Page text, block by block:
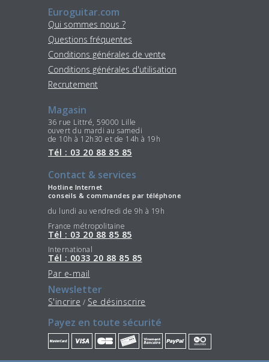
Euroguitar.com
Qui sommes nous ?
Questions fréquentes
Conditions générales de vente
Conditions générales d'utilisation
Recrutement
Magasin
36 rue Littré, 59000 Lille
ouvert du mardi au samedi
de 10h à 12h30 et de 14h à 19h
Tél : 03 20 88 85 85
Contact & services
Hotline Internet
conseils & commandes par téléphone
du lundi au vendredi de 9h à 19h
France métropolitaine
Tél : 03 20 88 85 85
International
Tél : 0033 20 88 85 85
Par e-mail
Newsletter
S'incrire / Se désinscrire
Payez en toute sécurité